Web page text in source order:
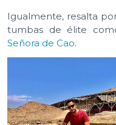
Igualmente, resalta
tumbas de élite
Señora de Cao.